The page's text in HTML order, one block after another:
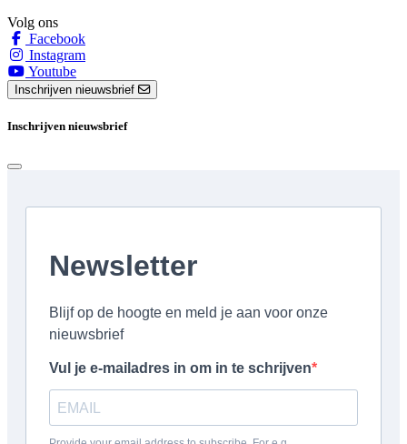
Volg ons
Facebook
Instagram
Youtube
Inschrijven nieuwsbrief
Inschrijven nieuwsbrief